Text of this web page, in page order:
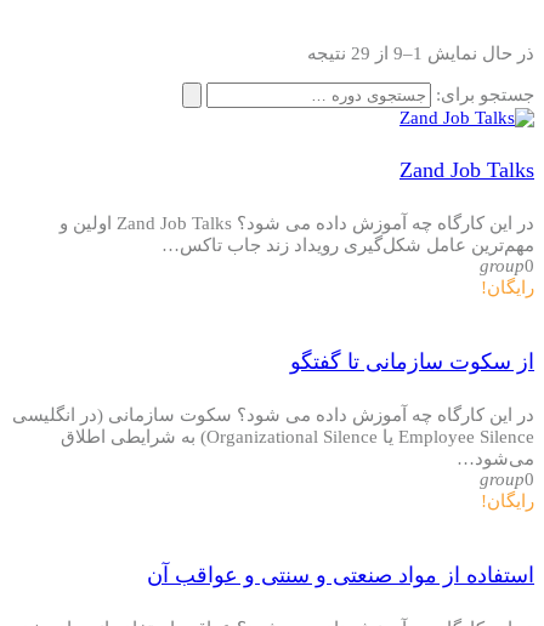
ذر حال نمایش 1–9 از 29 نتیجه
جستجو برای:
Zand Job Talks
در این کارگاه چه آموزش داده می شود؟ Zand Job Talks اولین و
مهم‌ترین عامل شکل‌گیری رویداد زند جاب تاکس…
group0
رایگان!
از سکوت سازمانی تا گفتگو
در این کارگاه چه آموزش داده می شود؟ سکوت سازمانی (در انگلیسی
Employee Silence یا Organizational Silence) به شرایطی اطلاق
می‌شود…
group0
رایگان!
استفاده از مواد صنعتی و سنتی و عواقب آن